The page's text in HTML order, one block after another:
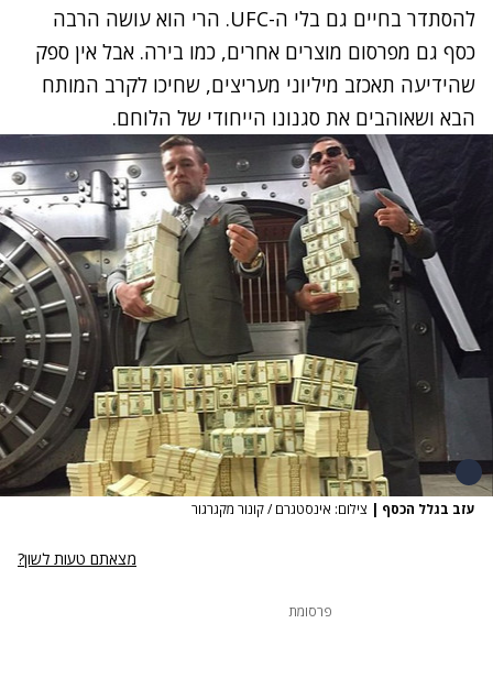
להסתדר בחיים גם בלי ה-UFC. הרי הוא עושה הרבה
כסף גם מפרסום מוצרים אחרים, כמו בירה. אבל אין ספק
שהידיעה תאכזב מיליוני מעריצים, שחיכו לקרב המותח
הבא ושאוהבים את סגנונו הייחודי של הלוחם.
עזב בגלל הכסף | צילום: אינסטגרם / קונור מקגרגור
מצאתם טעות לשון?
פרסומת